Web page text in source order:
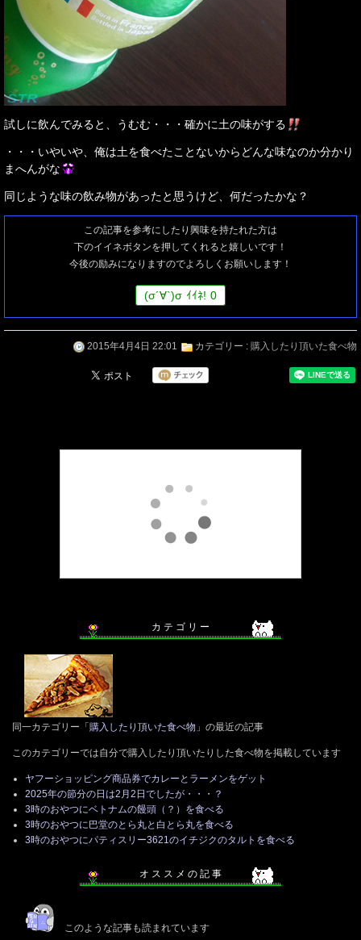
試しに飲んでみると、うむむ・・・確かに土の味がする
・・・いやいや、俺は土を食べたことないからどんな味なのか分かり
まへんがな
同じような味の飲み物があったと思うけど、何だったかな？
この記事を参考にしたり興味を持たれた方は
下のイイネボタンを押してくれると嬉しいです！
今後の励みになりますのでよろしくお願いします！
(σ´∀`)σ ｲｲﾈ! 0
2015年4月4日 22:01 カテゴリー : 購入したり頂いた食べ物
カ テ ゴ リ ー
同一カテゴリー「購入したり頂いた食べ物 」の最近の記事
このカテゴリーでは自分で購入したり頂いたりした食べ物を掲載しています
ヤフーショッピング商品券でカレーとラーメンをゲット
2025年の節分の日は2月2日でしたが・・・？
3時のおやつにベトナムの饅頭（？）を食べる
3時のおやつに巴堂のとら丸と白とら丸を食べる
3時のおやつにパティスリー3621のイチジクのタルトを食べる
オ ス ス メ の 記 事
このような記事も読まれています